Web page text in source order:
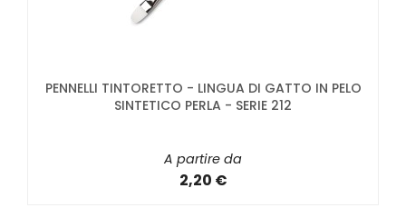
PENNELLI TINTORETTO - LINGUA DI GATTO IN PELO
SINTETICO PERLA - SERIE 212
A partire da
2,20 €